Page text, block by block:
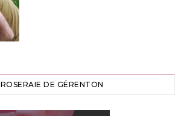
ROSERAIE DE GÉRENTON